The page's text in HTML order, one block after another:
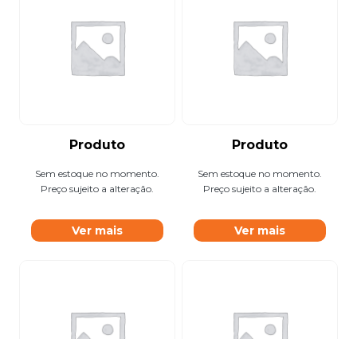
Produto
Sem estoque no momento.
Preço sujeito a alteração.
Ver mais
Produto
Sem estoque no momento.
Preço sujeito a alteração.
Ver mais